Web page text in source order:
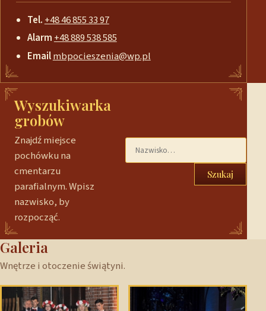
Tel. +48 46 855 33 97
Alarm+48 889 538 585
Emailmbpocieszenia@wp.pl
Wyszukiwarka
grobów
Znajdź miejsce
pochówku na
cmentarzu
parafialnym. Wpisz
nazwisko, by
rozpocząć.
Szukaj
Galeria
Wnętrze i otoczenie świątyni.